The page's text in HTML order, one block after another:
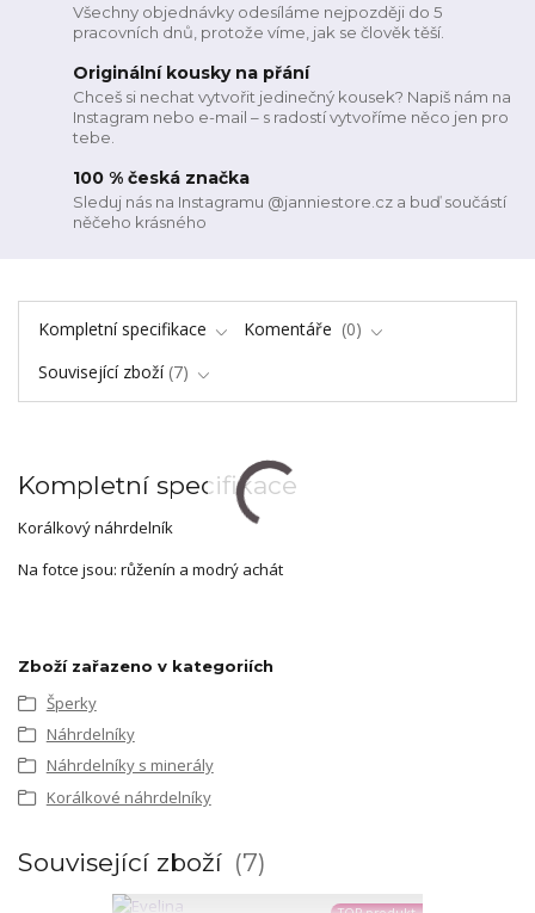
Všechny objednávky odesíláme nejpozději do 5
pracovních dnů, protože víme, jak se člověk těší.
Originální kousky na přání
Chceš si nechat vytvořit jedinečný kousek? Napiš nám na
Instagram nebo e-mail – s radostí vytvoříme něco jen pro
tebe.
100 % česká značka
Sleduj nás na Instagramu @janniestore.cz a buď součástí
něčeho krásného
Kompletní specifikace Komentáře
0
Související zboží 7
Kompletní specifikace
Korálkový náhrdelník
Na fotce jsou: růženín a modrý achát
Zboží zařazeno v kategoriích
Šperky
Náhrdelníky
Náhrdelníky s minerály
Korálkové náhrdelníky
Související zboží 7